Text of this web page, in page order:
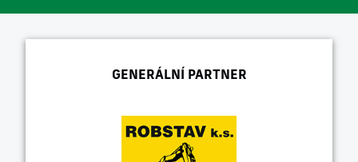
GENERÁLNÍ PARTNER